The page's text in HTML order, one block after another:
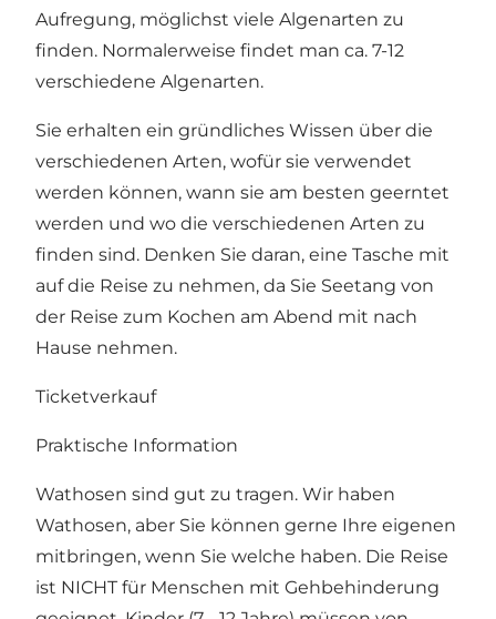
Aufregung, möglichst viele Algenarten zu
finden. Normalerweise findet man ca. 7-12
verschiedene Algenarten.
Sie erhalten ein gründliches Wissen über die
verschiedenen Arten, wofür sie verwendet
werden können, wann sie am besten geerntet
werden und wo die verschiedenen Arten zu
finden sind. Denken Sie daran, eine Tasche mit
auf die Reise zu nehmen, da Sie Seetang von
der Reise zum Kochen am Abend mit nach
Hause nehmen.
Ticketverkauf
Praktische Information
Wathosen sind gut zu tragen. Wir haben
Wathosen, aber Sie können gerne Ihre eigenen
mitbringen, wenn Sie welche haben. Die Reise
ist NICHT für Menschen mit Gehbehinderung